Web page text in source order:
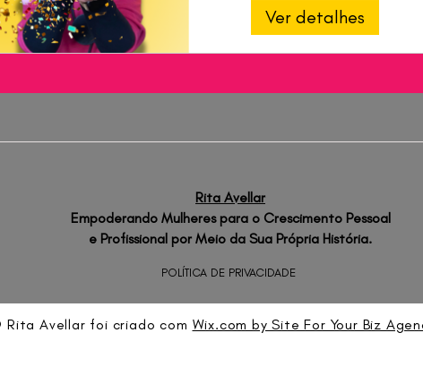
Ver detalhes
Rita Avellar
Empoderando Mulheres para o Crescimento Pessoal
e Profissional por Meio da Sua Própria História.
POLÍTICA DE PRIVACIDADE
Rita Avellar foi criado com Wix.com by Site For Your Biz